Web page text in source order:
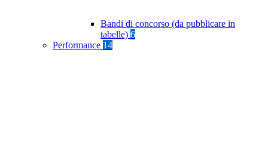
Bandi di concorso (da pubblicare in
tabelle) 6
Performance 14